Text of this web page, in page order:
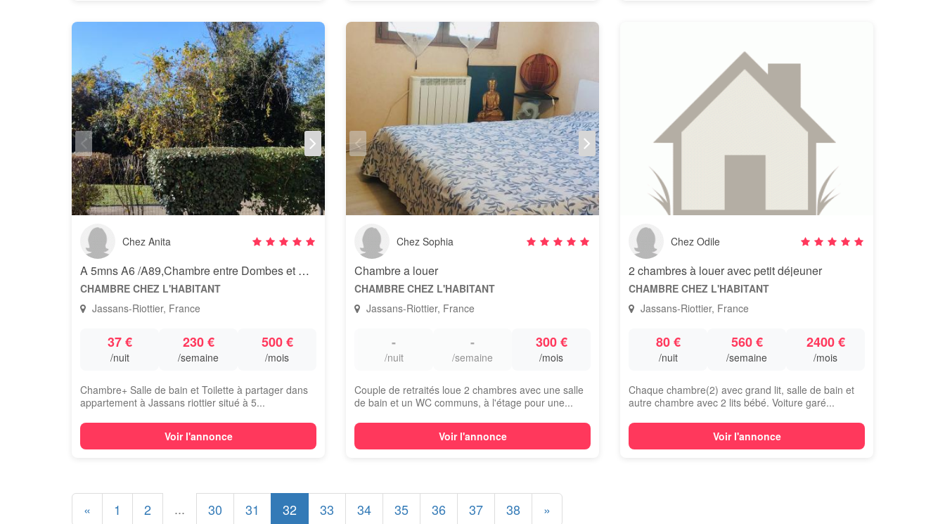
Chez Anita
A 5mns A6 /A89,Chambre entre Dombes et Beaujolais dans appartement
CHAMBRE CHEZ L'HABITANT
Jassans-Riottier, France
37 €
/nuit
230 €
/semaine
500 €
/mois
Chambre+ Salle de bain et Toilette à partager dans
appartement à Jassans riottier situé à 5...
Voir l'annonce
Chez Sophia
Chambre a louer
CHAMBRE CHEZ L'HABITANT
Jassans-Riottier, France
-
/nuit
-
/semaine
300 €
/mois
Couple de retraités loue 2 chambres avec une salle
de bain et un WC communs, à l'étage pour une...
Voir l'annonce
Chez Odile
2 chambres à louer avec petit déjeuner
CHAMBRE CHEZ L'HABITANT
Jassans-Riottier, France
80 €
/nuit
560 €
/semaine
2400 €
/mois
Chaque chambre(2) avec grand lit, salle de bain et
autre chambre avec 2 lits bébé. Voiture garé...
Voir l'annonce
« 1 2 ... 30 31 32 33 34 35 36 37 38 »